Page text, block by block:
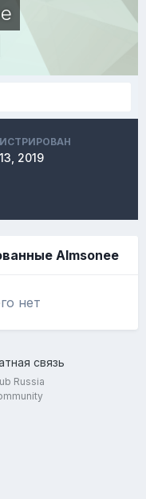
2019
Almsonee
нет
связь
Russia